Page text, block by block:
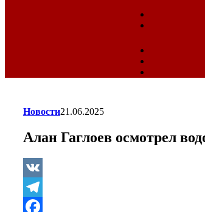
Новости21.06.2025
Алан Гаглоев осмотрел
VK
Telegram